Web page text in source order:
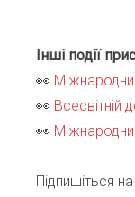
Інші події
👀
👀 Всесвітній
👀
Підпишіться на